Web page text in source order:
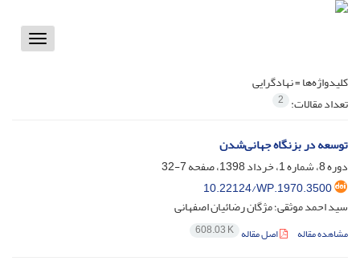
Toggle
کلیدواژه‌ها =نهادگرایی
تعداد مقالات: 2
توسعه در بزنگاه جهانی‌شدن
دوره 8، شماره 1، خرداد 1398، صفحه
7-32
10.22124/WP.1970.3500
سید احمد موثقی؛ مژگان رضائیان اصفهانی
مشاهده مقاله اصل مقاله 608.03 K